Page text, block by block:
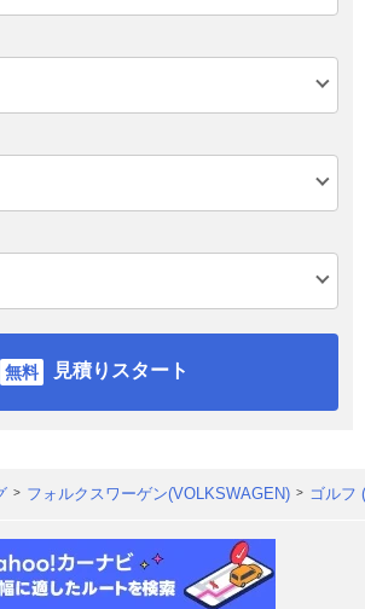
見積りスタート
フォルクスワーゲン(VOLKSWAGEN) ゴルフ